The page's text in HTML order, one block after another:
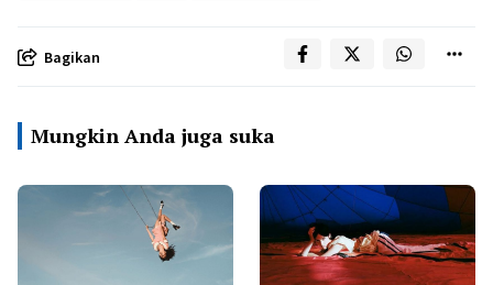
Bagikan
Mungkin Anda juga suka